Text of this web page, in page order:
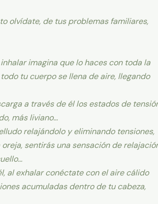
olvídate, de tus problemas familiares,
imagina que lo haces con toda la
tu cuerpo se llena de aire, llegando
a través de él los estados de
más liviano…
relajándolo y eliminando tensiones,
sentirás una sensación de
al exhalar conéctate con el aire cálido
acumuladas dentro de tu cabeza,